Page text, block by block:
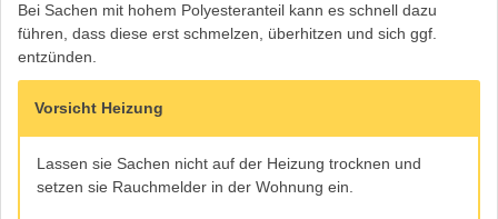
Bei Sachen mit hohem Polyesteranteil kann es schnell dazu
führen, dass diese erst schmelzen, überhitzen und sich ggf.
entzünden.
Vorsicht Heizung
Lassen sie Sachen nicht auf der Heizung trocknen und
setzen sie Rauchmelder in der Wohnung ein.